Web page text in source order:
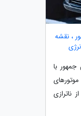
، نقشه
با
ناترازی